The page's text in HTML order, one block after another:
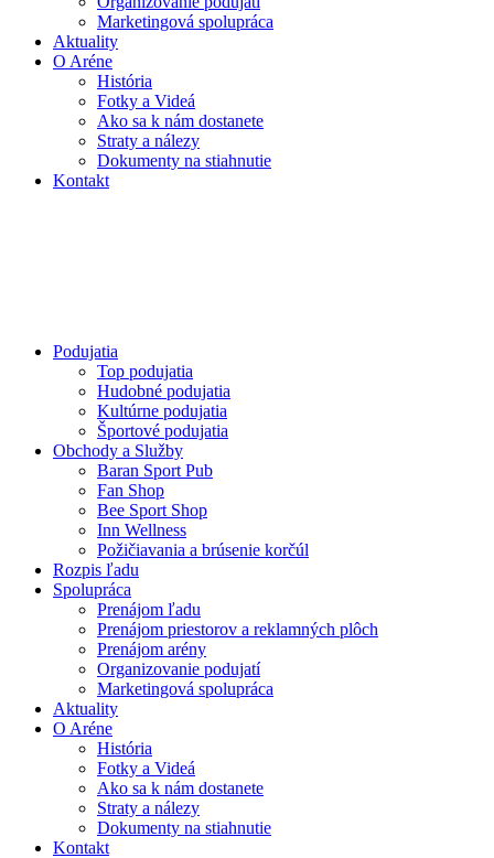
Marketingová spolupráca
Aktuality
O Aréne
História
Fotky a Videá
Ako sa k nám dostanete
Straty a nálezy
Dokumenty na stiahnutie
Kontakt
Podujatia
Top podujatia
Hudobné podujatia
Kultúrne podujatia
Športové podujatia
Obchody a Služby
Baran Sport Pub
Fan Shop
Bee Sport Shop
Inn Wellness
Požičiavania a brúsenie korčúl
Rozpis ľadu
Spolupráca
Prenájom ľadu
Prenájom priestorov a reklamných plôch
Prenájom arény
Organizovanie podujatí
Marketingová spolupráca
Aktuality
O Aréne
História
Fotky a Videá
Ako sa k nám dostanete
Straty a nálezy
Dokumenty na stiahnutie
Kontakt